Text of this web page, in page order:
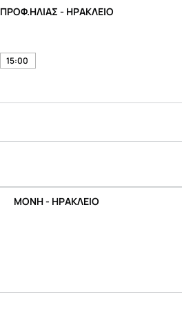
ΠΡΟΦ.ΗΛΙΑΣ - ΗΡΑΚΛΕΙΟ
15:00
ΜΟΝΗ - ΗΡΑΚΛΕΙΟ